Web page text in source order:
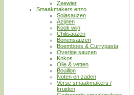
Zeewier
Smaakmakers enzo
Sojasauzen
Azijnen
Kook wijn
Chilisauzen
Bonensauzen
Boemboes & Currypasta
Overige sauzen
Kokos
Olie & vetten
Bouillon
Noten en zaden
Verse smaakmakers /
kruiden